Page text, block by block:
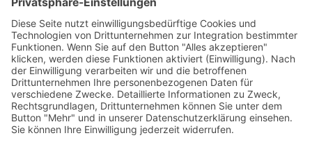
BildungsangeboteAlle Angebote Berufsorientierung
Berufsvorbereitung Sozialarbeit Integrationskurse Weiterbildung
Adolf-Kolping-Berufsschule
Hotels & Jugendwohnen Jugendwohnen bei Kolping
Ausbildungshotel St. Theresia Jugendwohnen Entenbachstraße
Innsbrucker Ring Das Ernstl
Dienstleistungen Catering Landschaftsbau Raumvermietung
KarriereArbeitgeberleistungen Offene Stellen Praktikum Soziale
Arbeit kolping.jobs
Über uns Unternehmen Vorstand und Verwaltungsrat Qualität und
Anspruch Partner und Auftraggeber Intranet